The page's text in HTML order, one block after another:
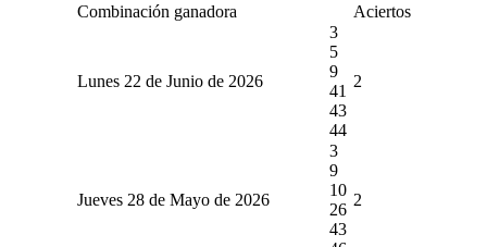
Combinación ganadora Aciertos
Lunes 22 de Junio de 2026
3
5
9
41
43
44
2
Jueves 28 de Mayo de 2026
3
9
10
26
43
2